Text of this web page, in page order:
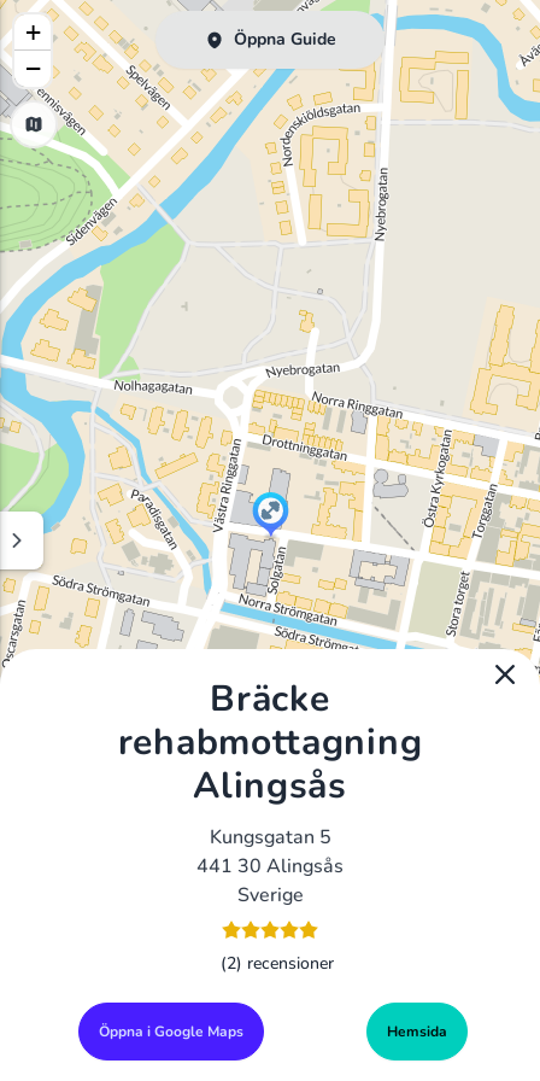
Öppna Guide
+
−
Bräcke
rehabmottagning
Alingsås
Kungsgatan 5
441 30 Alingsås
Sverige
(2) recensioner
Öppna i Google Maps Hemsida